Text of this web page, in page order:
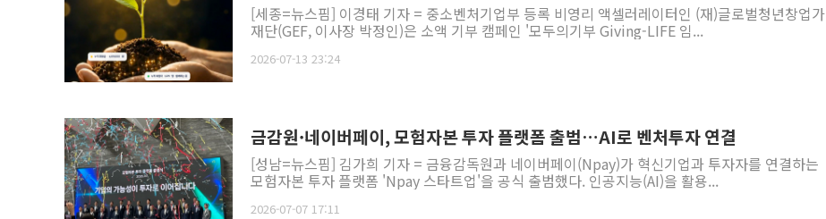
[세종=뉴스핌] 이경태 기자 = 중소벤처기업부 등록 비영리 액셀러레이터인 (재)글로벌청년창업가
재단(GEF, 이사장 박정인)은 소액 기부 캠페인 '모두의기부 Giving-LIFE 임...
2026-07-13 23:24
금감원·네이버페이, 모험자본 투자 플랫폼 출범…AI로 벤처투자 연결
[성남=뉴스핌] 김가희 기자 = 금융감독원과 네이버페이(Npay)가 혁신기업과 투자자를 연결하는
모험자본 투자 플랫폼 'Npay 스타트업'을 공식 출범했다. 인공지능(AI)을 활용...
2026-07-07 17:11